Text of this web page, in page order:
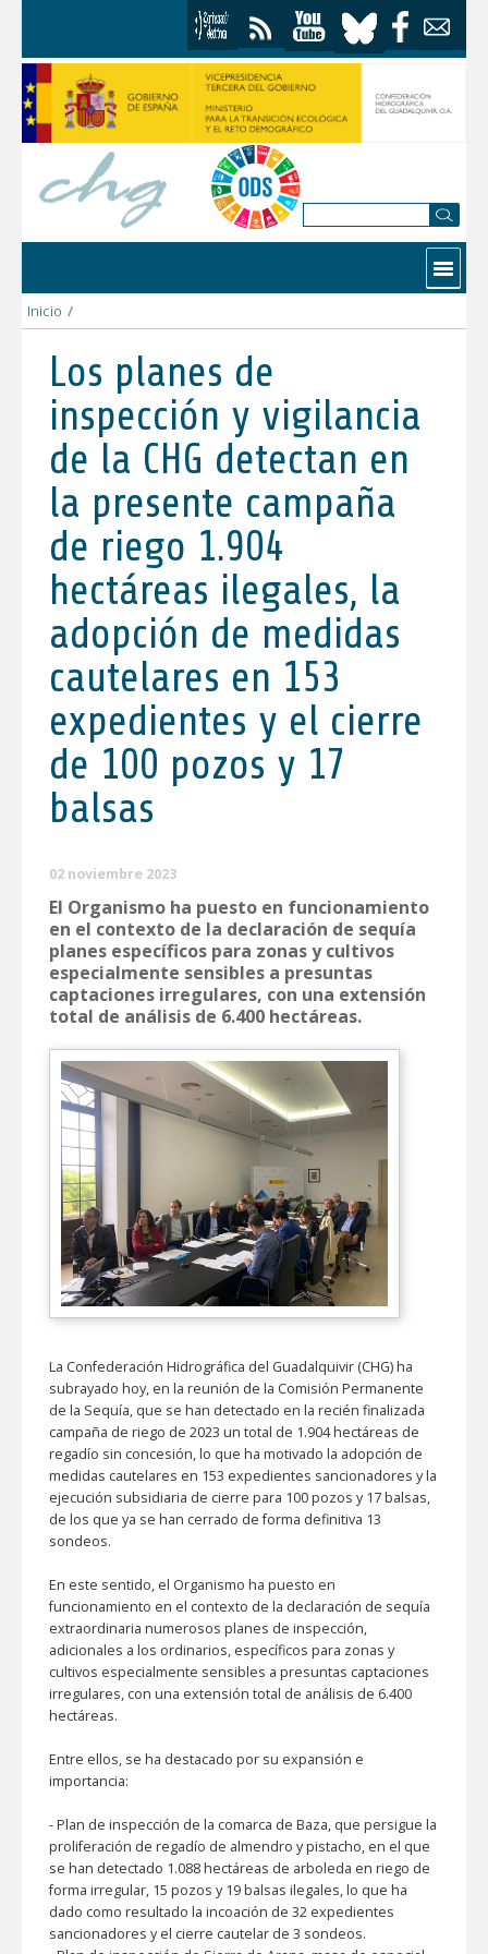
Contactar
Inicio /
Los planes de
inspección y vigilancia
de la CHG detectan en
la presente campaña
de riego 1.904
hectáreas ilegales, la
adopción de medidas
cautelares en 153
expedientes y el cierre
de 100 pozos y 17
balsas
02 noviembre 2023
El Organismo ha puesto en funcionamiento
en el contexto de la declaración de sequía
planes específicos para zonas y cultivos
especialmente sensibles a presuntas
captaciones irregulares, con una extensión
total de análisis de 6.400 hectáreas.
La Confederación Hidrográfica del Guadalquivir (CHG) ha
subrayado hoy, en la reunión de la Comisión Permanente
de la Sequía, que se han detectado en la recién finalizada
campaña de riego de 2023 un total de 1.904 hectáreas de
regadío sin concesión, lo que ha motivado la adopción de
medidas cautelares en 153 expedientes sancionadores y la
ejecución subsidiaria de cierre para 100 pozos y 17 balsas,
de los que ya se han cerrado de forma definitiva 13
sondeos.
En este sentido, el Organismo ha puesto en
funcionamiento en el contexto de la declaración de sequía
extraordinaria numerosos planes de inspección,
adicionales a los ordinarios, específicos para zonas y
cultivos especialmente sensibles a presuntas captaciones
irregulares, con una extensión total de análisis de 6.400
hectáreas.
Entre ellos, se ha destacado por su expansión e
importancia:
-Plan de inspección de la comarca de Baza, que persigue la
proliferación de regadío de almendro y pistacho, en el que
se han detectado 1.088 hectáreas de arboleda en riego de
forma irregular, 15 pozos y 19 balsas ilegales, lo que ha
dado como resultado la incoación de 32 expedientes
sancionadores y el cierre cautelar de 3 sondeos.